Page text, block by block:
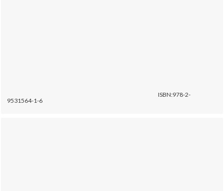
ISBN:978-2-
9531564-1-6